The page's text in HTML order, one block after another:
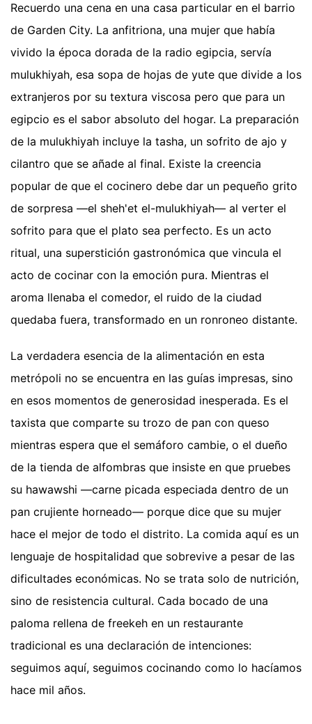
Recuerdo una cena en una casa particular en el barrio
de Garden City. La anfitriona, una mujer que había
vivido la época dorada de la radio egipcia, servía
mulukhiyah, esa sopa de hojas de yute que divide a los
extranjeros por su textura viscosa pero que para un
egipcio es el sabor absoluto del hogar. La preparación
de la mulukhiyah incluye la tasha, un sofrito de ajo y
cilantro que se añade al final. Existe la creencia
popular de que el cocinero debe dar un pequeño grito
de sorpresa —el sheh'et el-mulukhiyah— al verter el
sofrito para que el plato sea perfecto. Es un acto
ritual, una superstición gastronómica que vincula el
acto de cocinar con la emoción pura. Mientras el
aroma llenaba el comedor, el ruido de la ciudad
quedaba fuera, transformado en un ronroneo distante.
La verdadera esencia de la alimentación en esta
metrópoli no se encuentra en las guías impresas, sino
en esos momentos de generosidad inesperada. Es el
taxista que comparte su trozo de pan con queso
mientras espera que el semáforo cambie, o el dueño
de la tienda de alfombras que insiste en que pruebes
su hawawshi —carne picada especiada dentro de un
pan crujiente horneado— porque dice que su mujer
hace el mejor de todo el distrito. La comida aquí es un
lenguaje de hospitalidad que sobrevive a pesar de las
dificultades económicas. No se trata solo de nutrición,
sino de resistencia cultural. Cada bocado de una
paloma rellena de freekeh en un restaurante
tradicional es una declaración de intenciones:
seguimos aquí, seguimos cocinando como lo hacíamos
hace mil años.